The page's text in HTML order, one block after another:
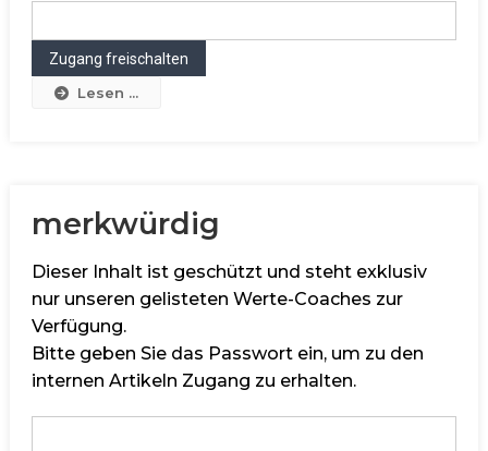
Lesen ...
merkwürdig
Dieser Inhalt ist geschützt und steht exklusiv
nur unseren gelisteten Werte-Coaches zur
Verfügung.
Bitte geben Sie das Passwort ein, um zu den
internen Artikeln Zugang zu erhalten.